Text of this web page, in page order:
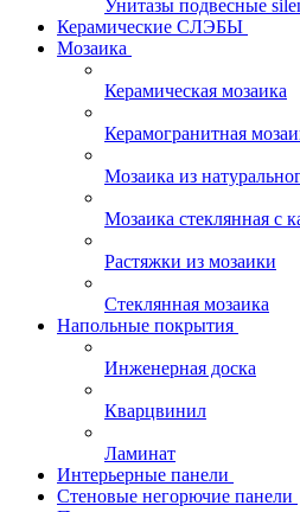
Унитазы подвесные
Керамические СЛЭБЫ
Мозаика
Керамическая мозаика
Керамогранитная
Мозаика из
Мозаика стеклянная с
Растяжки из мозаики
Стеклянная мозаика
Напольные покрытия
Инженерная доска
Кварцвинил
Ламинат
Интерьерные панели
Стеновые негорючие панели